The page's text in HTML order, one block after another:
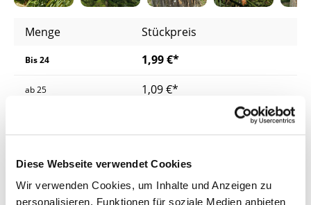
Diese Webseite verwendet Cookies
Wir verwenden Cookies, um Inhalte und Anzeigen zu
personalisieren, Funktionen für soziale Medien anbieten
Menge Stückpreis
Bis24 1,99 €*
ab25 1,09 €*
Preise inkl. MwSt.zzgl. Versandkosten